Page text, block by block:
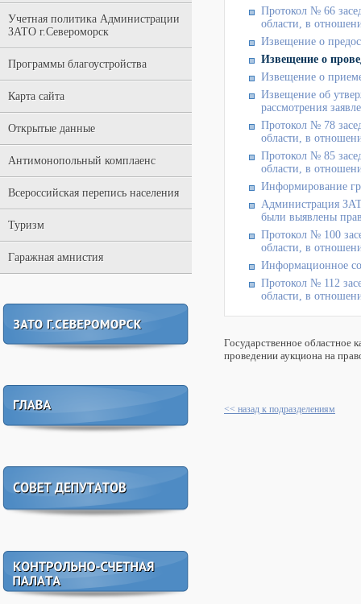
Учетная политика Администрации
ЗАТО г.Североморск
Программы благоустройства
Карта сайта
Открытые данные
Антимонопольный комплаенс
Всероссийская перепись населения
Туризм
Гаражная амнистия
Протокол № 66
области, в
Извещение о
Извещение о
Извещение о приеме
Извещение об
рассмотрения
Протокол № 78
области, в
Протокол № 85
области, в
Информирование
Администрация
были выявлены
Протокол № 100
области, в
Информационное
Протокол № 112
области, в
Государственное областное
проведении аукциона на
<< назад к подразделениям